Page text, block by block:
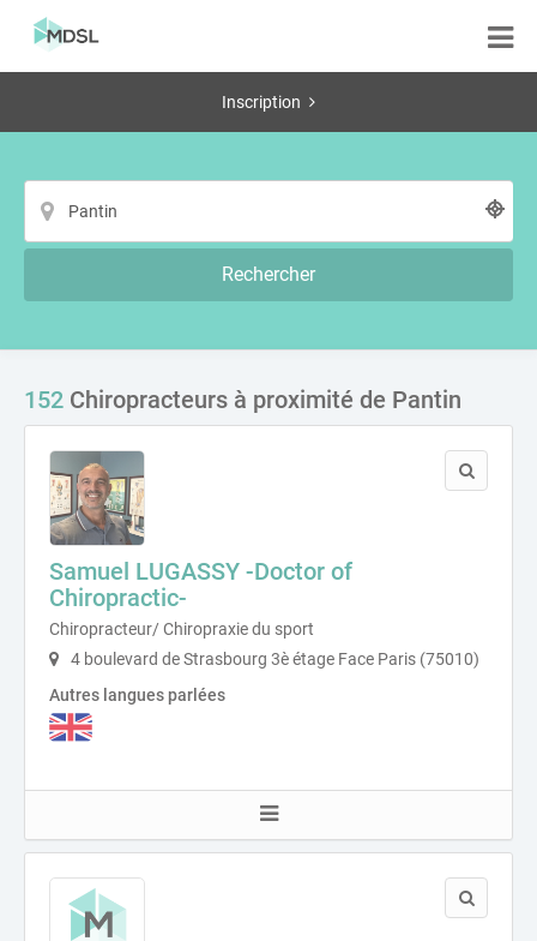
Inscription
Rechercher
152 Chiropracteurs à proximité de Pantin
Samuel LUGASSY -Doctor of
Chiropractic-
Chiropracteur/ Chiropraxie du sport
4 boulevard de Strasbourg 3è étage Face Paris (75010)
Autres langues parlées